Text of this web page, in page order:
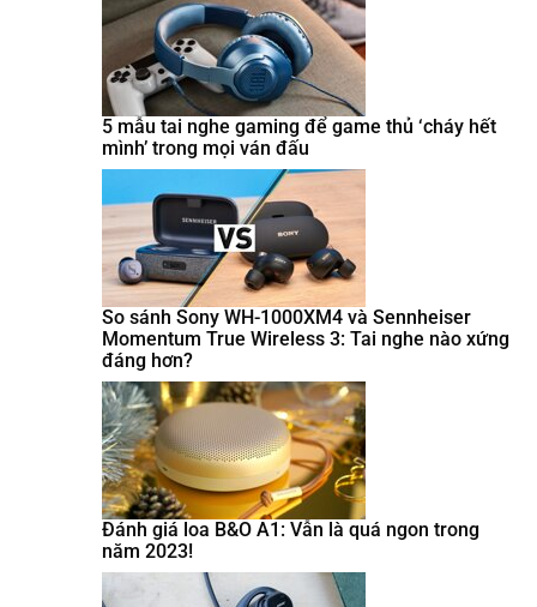
5 mẫu tai nghe gaming để game thủ ‘cháy hết
mình’ trong mọi ván đấu
So sánh Sony WH-1000XM4 và Sennheiser
Momentum True Wireless 3: Tai nghe nào xứng
đáng hơn?
Đánh giá loa B&O A1: Vẫn là quá ngon trong
năm 2023!